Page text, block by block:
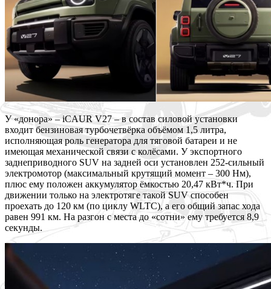
У «донора» – iCAUR V27 – в состав силовой установки
входит бензиновая турбочетвёрка объёмом 1,5 литра,
исполняющая роль генератора для тяговой батареи и не
имеющая механической связи с колёсами. У экспортного
заднеприводного SUV на задней оси установлен 252-сильный
электромотор (максимальный крутящий момент – 300 Нм),
плюс ему положен аккумулятор ёмкостью 20,47 кВт*ч. При
движении только на электротяге такой SUV способен
проехать до 120 км (по циклу WLTC), а его общий запас хода
равен 991 км. На разгон с места до «сотни» ему требуется 8,9
секунды.